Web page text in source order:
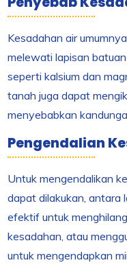
Kesadahan air
melewati lapisan
seperti kalsium dan
tanah juga dapat
menyebabkan
Pengendalian
Untuk mengendalikan
dapat dilakukan, antara
efektif untuk
kesadahan, atau
untuk mengendapkan